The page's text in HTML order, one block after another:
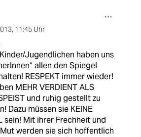
, 11:45 Uhr
Jugendlichen haben uns
allen den Spiegel
RESPEKT immer wieder!
MEHR VERDIENT ALS
und ruhig gestellt zu
Dazu müssen sie KEINE
sein! Mit ihrer Frechheit und
werden sie sich hoffentlich